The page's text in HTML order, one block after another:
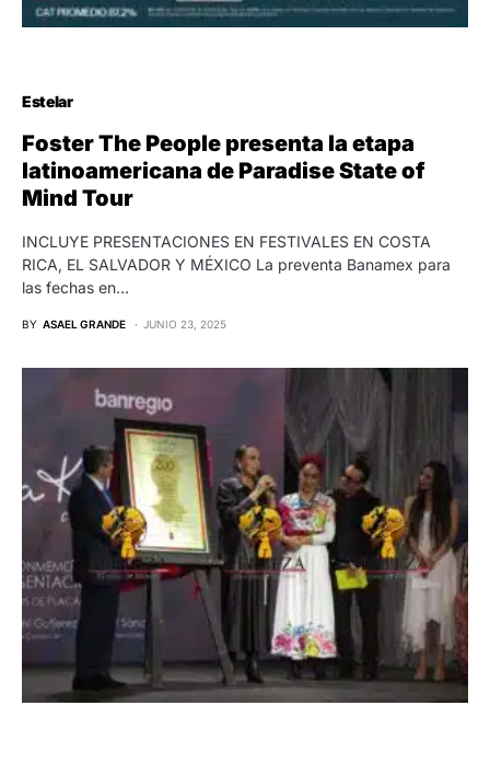
Estelar
Foster The People presenta la etapa
latinoamericana de Paradise State of
Mind Tour
INCLUYE PRESENTACIONES EN FESTIVALES EN COSTA
RICA, EL SALVADOR Y MÉXICO La preventa Banamex para
las fechas en…
BY ASAEL GRANDE JUNIO 23, 2025